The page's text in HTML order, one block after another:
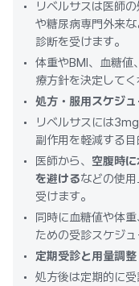
リベルサスは医師
や糖尿病専門外来
診断を受けます。
体重やBMI、血糖値
療方針を決定してく
処方・服用スケジ
リベルサスには
副作用を軽減する
医師から、 空腹時
を避けるなどの使
受けます。
同時に血糖値や体
ための受診スケジュ
定期受診と用量調整
処方後は定期的に